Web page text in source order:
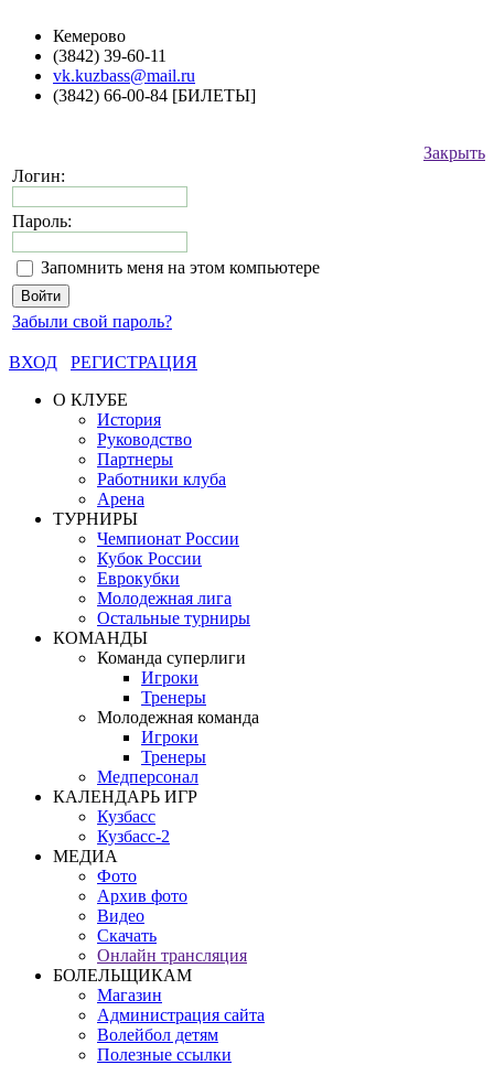
Кемерово
(3842) 39-60-11
vk.kuzbass@mail.ru
(3842) 66-00-84 [БИЛЕТЫ]
Закрыть
Логин:
Пароль:
Запомнить меня на этом компьютере
Забыли свой пароль?
ВХОД
РЕГИСТРАЦИЯ
О КЛУБЕ
История
Руководство
Партнеры
Работники клуба
Арена
ТУРНИРЫ
Чемпионат России
Кубок России
Еврокубки
Молодежная лига
Остальные турниры
КОМАНДЫ
Команда суперлиги
Игроки
Тренеры
Молодежная команда
Игроки
Тренеры
Медперсонал
КАЛЕНДАРЬ ИГР
Кузбасс
Кузбасс-2
МЕДИА
Фото
Архив фото
Видео
Скачать
Онлайн трансляция
БОЛЕЛЬЩИКАМ
Магазин
Администрация сайта
Волейбол детям
Полезные ссылки